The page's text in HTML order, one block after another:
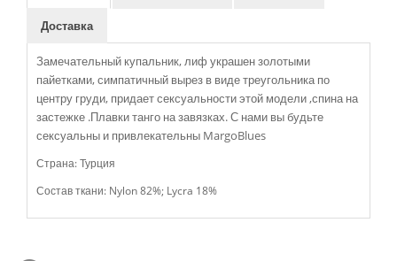
Доставка
Замечательный купальник, лиф украшен золотыми
пайетками, симпатичный вырез в виде треугольника по
центру груди, придает сексуальности этой модели ,спина на
застежке .Плавки танго на завязках. С нами вы будьте
сексуальны и привлекательны MargoBlues
Страна: Турция
Состав ткани: Nylon 82%; Lycra 18%